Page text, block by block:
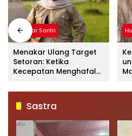
Mimbar Santri
Menakar Ulang Target
Setoran: Ketika
Kecepatan Menghafal
Mengorbankan Kualitas
dan Makna
Sastra